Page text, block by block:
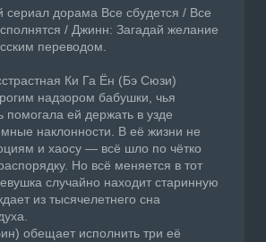
сериал дорама Все сбудется / Все
/ Джинн: Загадай желание
переводом.
Ки Га Ён (Бэ Сюзи)
надзором бабушки, чья
помогала ей держать в узде
наклонности. В её жизни не
и хаосу — всё шло по чётко
Но всё меняется в тот
случайно находит старинную
из тысячелетнего сна
обещает исполнить три её